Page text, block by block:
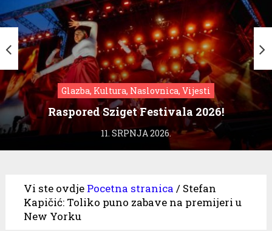
Glazba, Kultura, Naslovnica, Vijesti
Raspored Sziget Festivala 2026!
11. SRPNJA 2026.
Vi ste ovdje Pocetna stranica / Stefan
Kapičić: Toliko puno zabave na premijeri u
New Yorku